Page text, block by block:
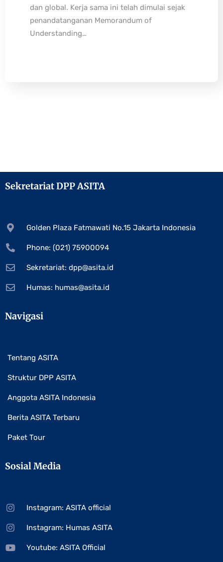
dan global. Kerja sama ini telah dimulai sejak
penandatanganan Memorandum of
Understanding…
Sekretariat DPP ASITA
Golden Plaza Fatmawati No.15 Jakarta Indonesia
Phone: (021) 75900094
Sekretariat: dpp@asita.id
Humas: humas@asita.id
Navigasi
Tentang ASITA
Struktur DPP ASITA
Anggota ASITA Indonesia
Berita ASITA Terbaru
Paket Tour
Sosial Media
Instagram: ASITA official
Instagram: Humas ASITA
Youtube: ASITA Official